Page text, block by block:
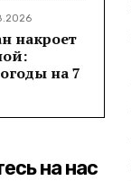
накроет
на 7
на нас